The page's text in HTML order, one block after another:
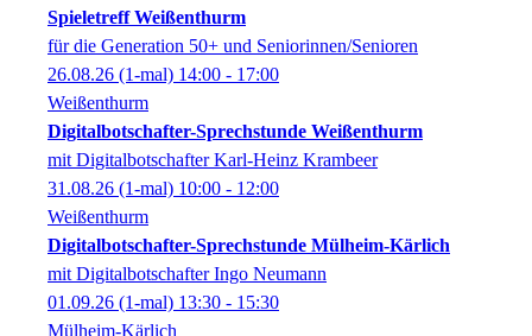
Spieletreff Weißenthurm
für die Generation 50+ und Seniorinnen/Senioren
26.08.26 (1-mal) 14:00 - 17:00
Weißenthurm
Digitalbotschafter-Sprechstunde Weißenthurm
mit Digitalbotschafter Karl-Heinz Krambeer
31.08.26 (1-mal) 10:00 - 12:00
Weißenthurm
Digitalbotschafter-Sprechstunde Mülheim-Kärlich
mit Digitalbotschafter Ingo Neumann
01.09.26 (1-mal) 13:30 - 15:30
Mülheim-Kärlich